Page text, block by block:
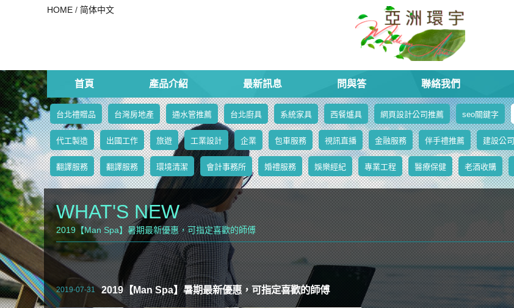
HOME / 简体中文
首頁 產品介紹 最新訊息 問與答 聯絡我們
台北禮贈品 台灣房地產 通水管推薦 台北廚具 系統家具 西餐爐具 網頁設計公司推薦 seo關鍵字
代工製造 出國工作 旅遊 工業設計 企業 包車服務 視訊直播 金融服務 伴手禮推薦 建設公司
翻譯服務 翻譯服務 環境清潔 會計事務所 婚禮服務 娛樂經紀 專業工程 醫療保健 老酒收購
WHAT'S NEW
2019【Man Spa】暑期最新優惠，可指定喜歡的師傅
2019-07-31 2019【Man Spa】暑期最新優惠，可指定喜歡的師傅